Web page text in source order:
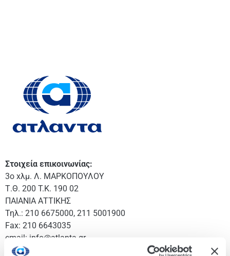
Στοιχεία επικοινωνίας:
3o xλμ. Λ. ΜΑΡΚΟΠΟΥΛΟΥ
Τ.Θ. 200 T.K. 190 02
ΠΑΙΑΝΙΑ ΑΤΤΙΚΗΣ
Τηλ.: 210 6675000, 211 5001900
Fax: 210 6643035
email: info@atlanta.gr
ΑΦΜ 094077212